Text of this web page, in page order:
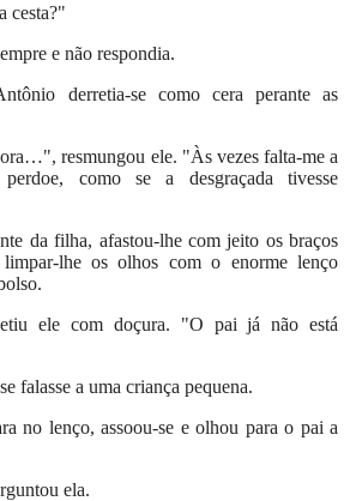
cesta?"
e não respondia.
derretia-se como cera perante as
resmungou ele. "Às vezes falta-me a
como se a desgraçada tivesse
da filha, afastou-lhe com jeito os braços
lhe os olhos com o enorme lenço
ele com doçura. "O pai já não está
falasse a uma criança pequena.
no lenço, assoou-se e olhou para o pai a
ela.